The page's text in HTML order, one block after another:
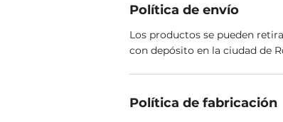
Política de envío
Los productos se pueden
con depósito en la ciudad de
Política de fabricación